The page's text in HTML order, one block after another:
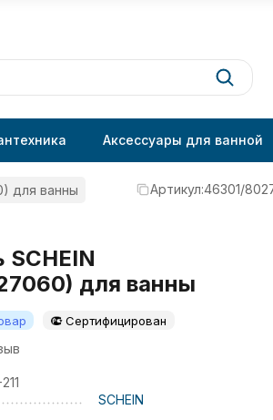
Аксессуары для ванной
для ванны Артикул:46301/
для ванны
Сертифицирован
SCHEIN